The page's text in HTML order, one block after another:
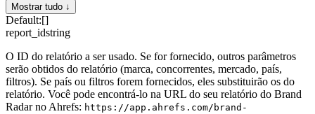
Mostrar tudo ↓
Default:[]
report_idstring
O ID do relatório a ser usado. Se for fornecido, outros parâmetros
serão obtidos do relatório (marca, concorrentes, mercado, país,
filtros). Se país ou filtros forem fornecidos, eles substituirão os do
relatório. Você pode encontrá-lo na URL do seu relatório do Brand
Radar no Ahrefs: https://app.ahrefs.com/brand-